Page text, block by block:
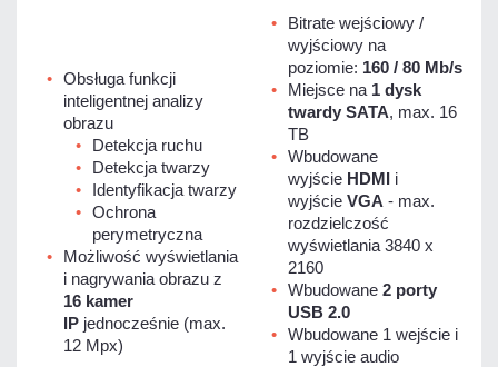
Obsługa funkcji
inteligentnej analizy
obrazu
Detekcja ruchu
Detekcja twarzy
Identyfikacja twarzy
Ochrona
perymetryczna
Możliwość wyświetlania
i nagrywania obrazu z
16 kamer
IP jednocześnie (max.
12 Mpx)
Bitrate wejściowy /
wyjściowy na
poziomie: 160 / 80 Mb/s
Miejsce na 1 dysk
twardy SATA, max. 16
TB
Wbudowane
wyjście HDMI i
wyjście VGA - max.
rozdzielczość
wyświetlania 3840 x
2160
Wbudowane 2 porty
USB 2.0
Wbudowane 1 wejście i
1 wyjście audio